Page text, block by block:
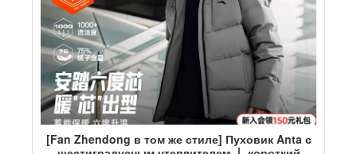
[Fan Zhendong в том же стиле] Пуховик Anta с